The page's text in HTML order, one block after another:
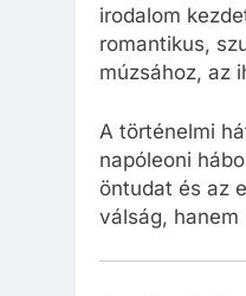
irodalom
romantikus,
múzsához, az
A történelmi
napóleoni
öntudat és az
válság,